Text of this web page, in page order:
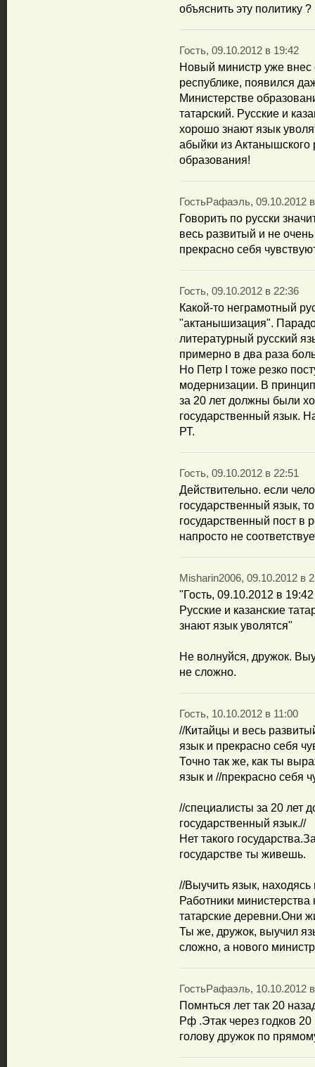
объяснить эту политику ?
Гость, 09.10.2012 в 19:42
Новый министр уже внес
республике, появился
Министерстве
татарский. Русские и
хорошо знают язык
абыйки из Актанышского
образования!
ГостьРафаэль, 09.10.2012
Говорить по русски
весь развитый и не
прекрасно себя
Гость, 09.10.2012 в 22:36
Какой-то неграмотный
"актанышизация".
литературный русский
примерно в два раза
Но Петр I тоже резко
модернизации. В
за 20 лет должны были
государственный язык.
РТ.
Гость, 09.10.2012 в 22:51
Действительно. если
государственный язык,
государственный пост в
напросто не
Misharin2006, 09.10.2012 в
"Гость, 09.10.2012 в 19:42
Русские и казанские
знают язык уволятся"
Не волнуйся, дружок.
не сложно.
Гость, 10.10.2012 в 11:00
//Китайцы и весь
язык и прекрасно себя
Точно так же, как ты
язык и //прекрасно себя
//специалисты за 20 лет
государственный язык.//
Нет такого
государстве ты живешь.
//Выучить язык,
Работники
татарские деревни.Они
Ты же, дружок, выучил
сложно, а нового
ГостьРафаэль, 10.10.2012
Помнться лет так 20
Рф .Этак через годков
голову дружок по